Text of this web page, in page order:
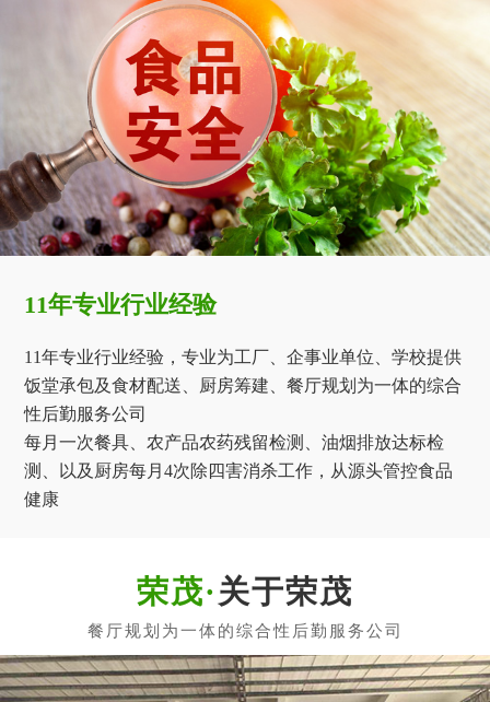
11年专业行业经验
11年专业行业经验，专业为工厂、企事业单位、学校提供
饭堂承包及食材配送、厨房筹建、餐厅规划为一体的综合
性后勤服务公司
每月一次餐具、农产品农药残留检测、油烟排放达标检
测、以及厨房每月4次除四害消杀工作，从源头管控食品
健康
关于荣茂